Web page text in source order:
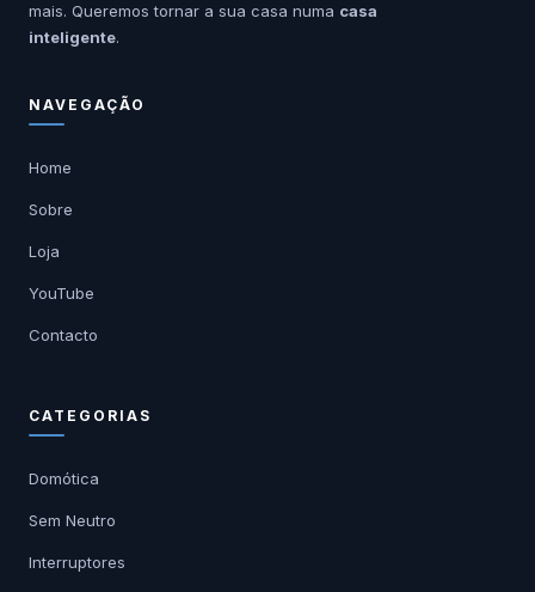
mais. Queremos tornar a sua casa numa casa
inteligente.
NAVEGAÇÃO
Home
Sobre
Loja
YouTube
Contacto
CATEGORIAS
Domótica
Sem Neutro
Interruptores